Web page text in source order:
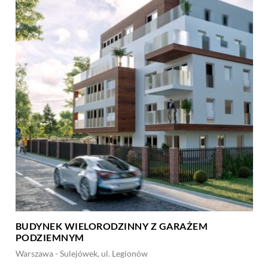
BUDYNEK WIELORODZINNY Z GARAŻEM
PODZIEMNYM
Warszawa - Sulejówek, ul. Legionów